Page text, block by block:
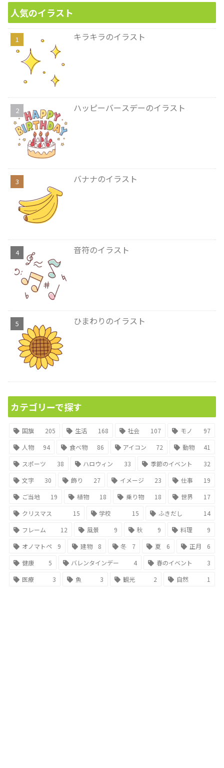
人気のイラスト
キラキラのイラスト
ハッピーバースデーのイラスト
バナナのイラスト
音符のイラスト
ひまわりのイラスト
カテゴリーで探す
国旗 205 生活 168 社会 107 モノ
97
人物
94 食べ物 86 アイコン 72 動物
41
スポーツ
38 ハロウィン 33 季節のイベント
32
文字
30 飾り 27 イメージ 23 仕事
19
ご当地
19 植物 18 乗り物 18 世界
17
クリスマス
15 学校 15 ふきだし
14
フレーム
12 風景 9 秋 9 料理
9
オノマトペ
9 建物 8 冬 7 夏 6 正月
6
健康
5 バレンタインデー 4 春のイベント
3
医療
3 魚 3 観光 2 自然 1